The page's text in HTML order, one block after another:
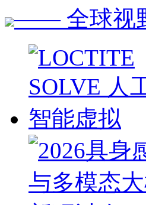
—— 全球视